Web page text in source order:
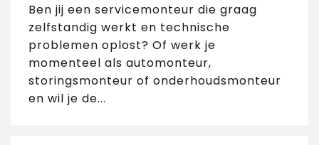
Ben jij een servicemonteur die graag
zelfstandig werkt en technische
problemen oplost? Of werk je
momenteel als automonteur,
storingsmonteur of onderhoudsmonteur
en wil je de...